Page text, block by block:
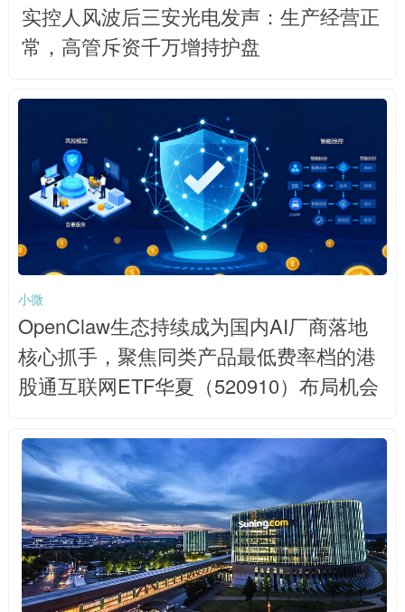
实控人风波后三安光电发声：生产经营正
常，高管斥资千万增持护盘
小微
OpenClaw生态持续成为国内AI厂商落地
核心抓手，聚焦同类产品最低费率档的港
股通互联网ETF华夏（520910）布局机会